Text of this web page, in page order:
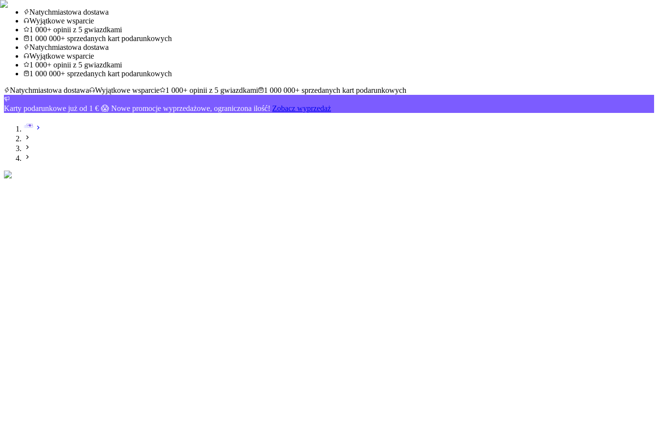
Natychmiastowa dostawa
Wyjątkowe wsparcie
1 000+ opinii z 5 gwiazdkami
1 000 000+ sprzedanych kart podarunkowych
Natychmiastowa dostawa
Wyjątkowe wsparcie
1 000+ opinii z 5 gwiazdkami
1 000 000+ sprzedanych kart podarunkowych
Natychmiastowa dostawa
Wyjątkowe wsparcie 1 000+ opinii z 5 gwiazdkami 1 000 000+ sprzedanych kart podarunkowych
Karty podarunkowe już od 1 € 😱 Nowe promocje wyprzedażowe, ograniczona ilość! Zobacz wyprzedaż